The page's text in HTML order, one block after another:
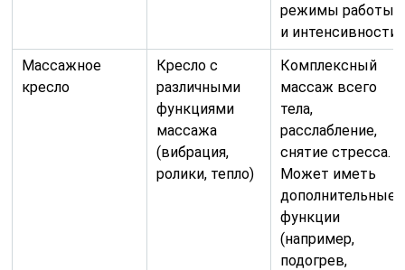
режимы работы
и интенсивности.
Массажное
кресло
Кресло с
различными
функциями
массажа
(вибрация,
ролики, тепло)
Комплексный
массаж всего
тела,
расслабление,
снятие стресса.
Может иметь
дополнительные
функции
(например,
подогрев,